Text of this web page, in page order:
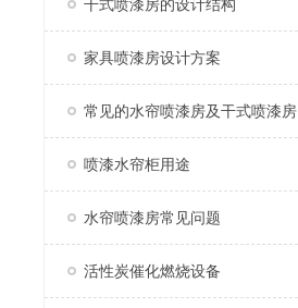
干式喷漆房的设计结构
家具喷漆房设计方案
常见的水帘喷漆房及干式喷漆房
喷漆水帘柜用途
水帘喷漆房常见问题
活性炭催化燃烧设备